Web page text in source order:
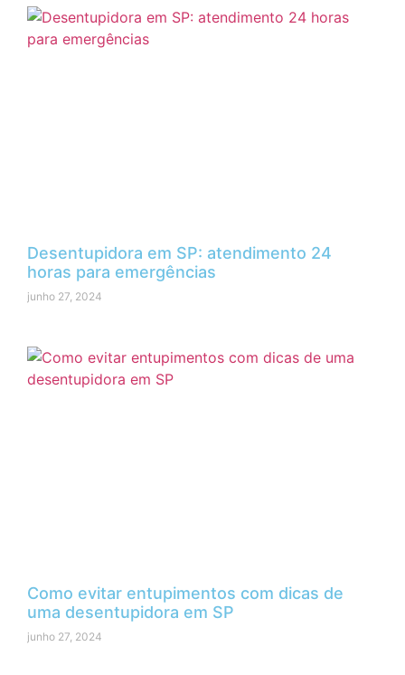
Desentupidora em SP: atendimento 24
horas para emergências
junho 27, 2024
Como evitar entupimentos com dicas de
uma desentupidora em SP
junho 27, 2024